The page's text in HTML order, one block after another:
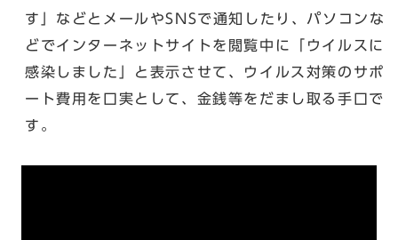
す」などとメールやSNSで通知したり、パソコンな
どでインターネットサイトを閲覧中に「ウイルスに
感染しました」と表示させて、ウイルス対策のサポ
ート費用を口実として、金銭等をだまし取る手口で
す。